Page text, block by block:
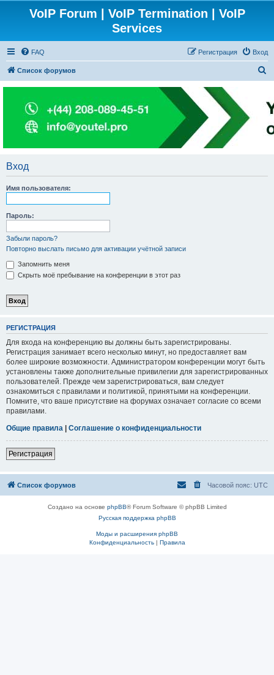
VoIP Forum | VoIP Termination | VoIP
Services
FAQ Вход
Регистрация
Список форумов
с
к
Вход
Имя пользователя:
Пароль:
Забыли пароль?
Повторно выслать письмо для активации учётной записи
Запомнить меня
Скрыть моё пребывание на конференции в этот раз
РЕГИСТРАЦИЯ
Для входа на конференцию вы должны быть зарегистрированы.
Регистрация занимает всего несколько минут, но предоставляет вам
более широкие возможности. Администратором конференции могут быть
установлены также дополнительные привилегии для зарегистрированных
пользователей. Прежде чем зарегистрироваться, вам следует
ознакомиться с правилами и политикой, принятыми на конференции.
Помните, что ваше присутствие на форумах означает согласие со всеми
правилами.
Общие правила | Соглашение о конфиденциальности
Регистрация
Список форумов Часовой пояс: UTC
Создано на основе phpBB® Forum Software © phpBB Limited
Русская поддержка phpBB
Моды и расширения phpBB
Конфиденциальность| Правила